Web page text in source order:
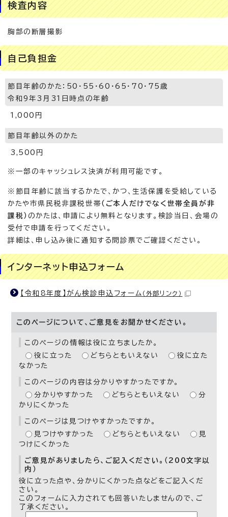
検査内容
胸部の断層撮影
自己負担金
節目年齢のかた：50・55・60・65・70・75歳
令和9年3月31日時点の年齢
1,000円
節目年齢以外のかた
3,500円
※一部のキャッシュレス決済が利用可能です。
※節目年齢に該当するかたで、かつ、生活保護を受給している
かたや市県民税非課税世帯 （ご本人だけでなく世帯全員が非
課税） のかたは、申請により無料となります。検診当日、会場の
受付で申請を行ってください。
詳細は、申し込み後に通知する問診票でご確認ください。
インターネット申込フォーム
【令和8年度】がん検診申込フォーム （外部リンク）
このページについて、ご意見をお聞かせください。
このページの情報は役に立ちましたか。
役に立った
どちらともいえない
役に立た
なかった
このページの内容は分かりやすかったですか。
分かりやすかった
どちらともいえない
分
かりにくかった
このページは見つけやすかったですか。
見つけやすかった
どちらともいえない
見
つけにくかった
ご意見がありましたら、ご記入ください。（200文字以
内）
役に立った点や、分かりにくかった点などをご記入くだ
さい。
このフォームに入力されても回答いたしませんので、ご
了承ください。